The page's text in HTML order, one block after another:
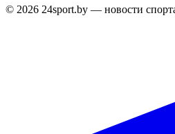
© 2026 24sport.by — новости